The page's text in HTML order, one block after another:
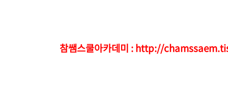
참쌤스쿨아카데미 :http://